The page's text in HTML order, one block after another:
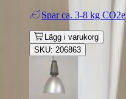
Spar ca. 3-8 kg CO2e
Lägg i varukorg
SKU: 206863